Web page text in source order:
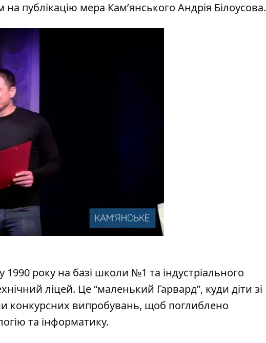
на публікацію мера Кам’янського Андрія Білоусова.
1990 року на базі школи №1 та індустріального
ліцей. Це “маленький Гарвард”, куди діти зі
конкурсних випробувань, щоб поглиблено
та інформатику.